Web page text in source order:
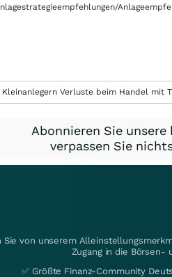
Verluste beim Handel
Abonnieren Sie
verpassen Sie
Sie von unserem
Zugang in die Börsen-
✅ Größte Finanz-Community